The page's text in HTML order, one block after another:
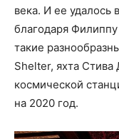
века. И ее удалось
благодаря
такие
Shelter, яхта
космической
на 2020 год.